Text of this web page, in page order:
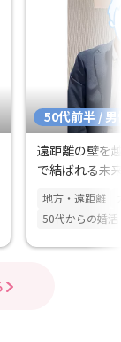
50代前半 / 男
遠距離の壁を
で結ばれる未
地方・遠距離
50代からの婚活